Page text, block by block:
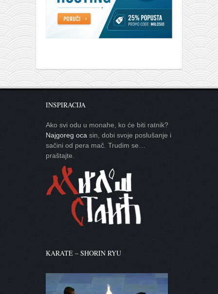
INSPIRACIJA
Ako svi odu u monahe, ko će biti ratnik?
Najgoreg oca sin, dobi svoje poslušanje i
sačini od pera mač. Trudim se…
praštajte.
KARATE – SHORIN RYU